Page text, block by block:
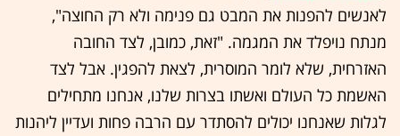
לאנשים להפנות את המבט גם פנימה ולא רק החוצה",
מנתח נויפלד את המגמה. "זאת, כמובן, לצד החובה
האזרחית, שלא לומר המוסרית, לצאת להפגין. אבל לצד
האשמת כל העולם ואשתו בצרות שלנו, אנחנו מתחילים
לגלות שאנחנו יכולים להסתדר עם הרבה פחות ועדיין ליהנות